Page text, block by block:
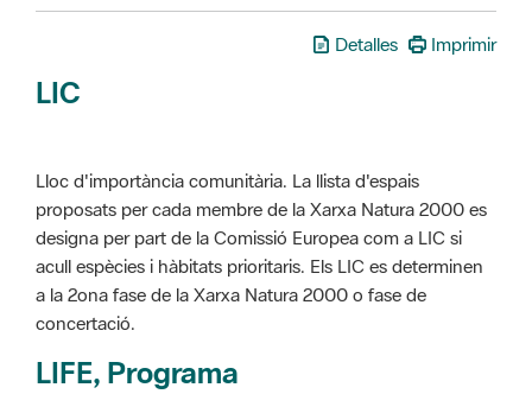
Detalles Imprimir
LIC
Lloc d'importància comunitària. La llista d'espais
proposats per cada membre de la Xarxa Natura 2000 es
designa per part de la Comissió Europea com a LIC si
acull espècies i hàbitats prioritaris. Els LIC es determinen
a la 2ona fase de la Xarxa Natura 2000 o fase de
concertació.
LIFE, Programa